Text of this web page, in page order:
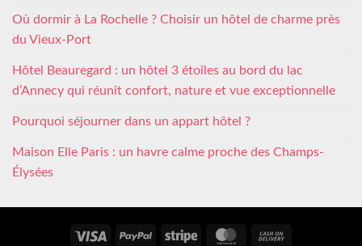
Où dormir à La Rochelle ? Choisir un hôtel de charme près
du Vieux-Port
Hôtel Beauregard : un hôtel 3 étoiles au bord du lac
d’Annecy qui réunit confort, nature et vue exceptionnelle
Pourquoi séjourner dans un appart hôtel ?
Maison Elle Paris : un havre calme proche des Champs-
Élysées
Visa PayPal Stripe MasterCard